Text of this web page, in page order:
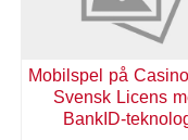
Mobilspel på
Svensk Licens
BankID-